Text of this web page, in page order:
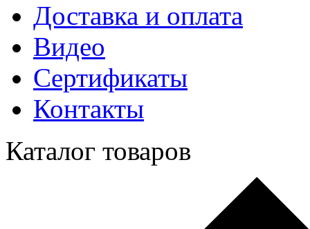
Доставка и оплата
Видео
Сертификаты
Контакты
Каталог товаров